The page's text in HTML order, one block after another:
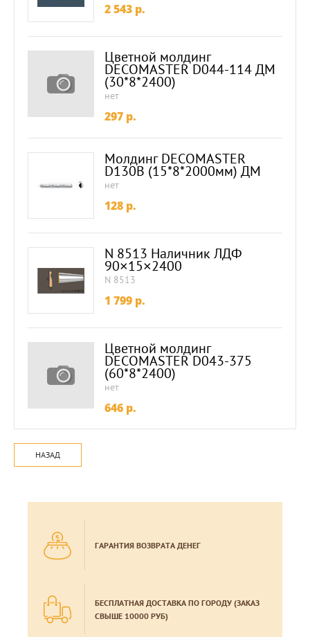
2 543 p.
Цветной молдинг
DECOMASTER D044-114 ДМ
(30*8*2400)
нет
297 p.
Молдинг DECOMASTER
D130B (15*8*2000мм) ДМ
нет
128 p.
N 8513 Наличник ЛДФ
90×15×2400
N 8513
1 799 p.
Цветной молдинг
DECOMASTER D043-375
(60*8*2400)
нет
646 p.
НАЗАД
ГАРАНТИЯ ВОЗВРАТА ДЕНЕГ
БЕСПЛАТНАЯ ДОСТАВКА ПО ГОРОДУ (ЗАКАЗ
СВЫШЕ 10000 РУБ)